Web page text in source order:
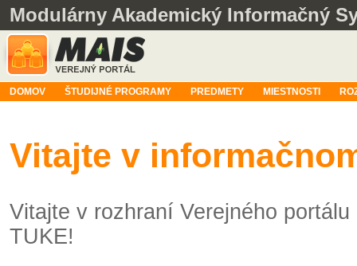
Modulárny Akademický Informačný
DOMOV ŠTUDIJNÉ PROGRAMY PREDMETY MIESTNOSTI
Vitajte v
Vitajte v rozhraní Verejného
TUKE!